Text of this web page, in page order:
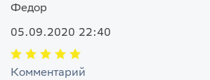
Федор
05.09.2020 22:40
Комментарий